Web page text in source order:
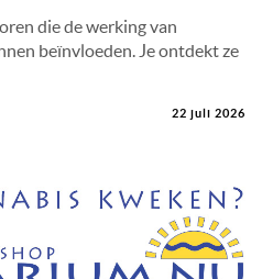
die de werking van
beïnvloeden. Je ontdekt ze
22 juli 2026